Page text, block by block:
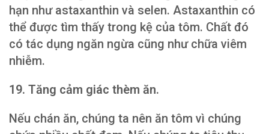
hạn như astaxanthin và selen. Astaxanthin có
thể được tìm thấy trong kệ của tôm. Chất đó
có tác dụng ngăn ngừa cũng như chữa viêm
nhiễm.
19. Tăng cảm giác thèm ăn.
Nếu chán ăn, chúng ta nên ăn tôm vì chúng